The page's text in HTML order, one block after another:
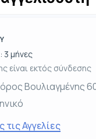
μήνες
είναι εκτός σύνδεσης
Βουλιαγμένης
τις Αγγελίες